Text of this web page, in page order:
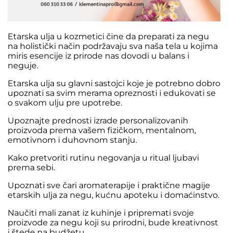
Etarska ulja u kozmetici čine da preparati za negu
na holistički način podržavaju sva naša tela u kojima
miris esencije iz prirode nas dovodi u balans i
neguje.
Etarska ulja su glavni sastojci koje je potrebno dobro
upoznati sa svim merama opreznosti i edukovati se
o svakom ulju pre upotrebe.
Upoznajte prednosti izrade personalizovanih
proizvoda prema vašem fizičkom, mentalnom,
emotivnom i duhovnom stanju.
Kako pretvoriti rutinu negovanja u ritual ljubavi
prema sebi.
Upoznati sve čari aromaterapije i praktične magije
etarskih ulja za negu, kućnu apoteku i domaćinstvo.
Naučiti mali zanat iz kuhinje i pripremati svoje
proizvode za negu koji su prirodni, bude kreativnost